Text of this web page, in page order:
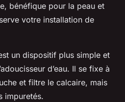
bénéfique pour la peau et
votre installation de
un dispositif plus simple et
d’eau. Il se fixe à
et filtre le calcaire, mais
impuretés.